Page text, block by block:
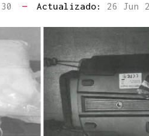
— Actualizado: 26 Jun